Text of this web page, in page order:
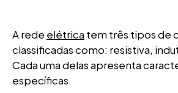
A rede elétrica tem três tipos de
classificadas como: resistiva,
Cada uma delas apresenta
específicas.